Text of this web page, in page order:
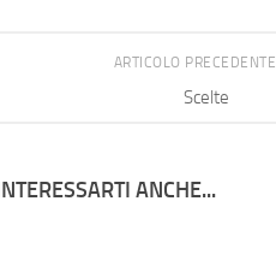
ARTICOLO PRECEDENTE
Scelte
ANCHE...